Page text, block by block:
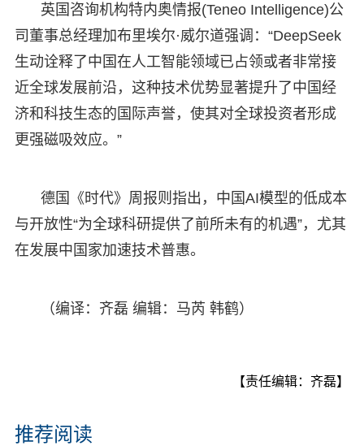
英国咨询机构特内奥情报(Teneo Intelligence)公
司董事总经理加布里埃尔·威尔道强调：“DeepSeek
生动诠释了中国在人工智能领域已占领或者非常接
近全球发展前沿，这种技术优势显著提升了中国经
济和科技生态的国际声誉，使其对全球投资者形成
更强磁吸效应。”
德国《时代》周报则指出，中国AI模型的低成本
与开放性“为全球科研提供了前所未有的机遇”，尤其
在发展中国家加速技术普惠。
（编译：齐磊 编辑：马芮 韩鹤）
【责任编辑：齐磊】
推荐阅读